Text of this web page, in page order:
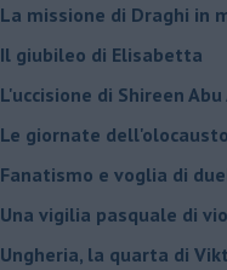
La missione di Draghi in
Il giubileo di Elisabetta
L'uccisione di Shireen
Le giornate dell'olocausto
Fanatismo e voglia di
Una vigilia pasquale di
Ungheria, la quarta di